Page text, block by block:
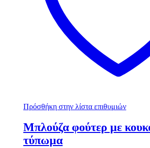
Πρόσθήκη στην λίστα επιθυμιών
Μπλούζα φούτερ με
τύπωμα